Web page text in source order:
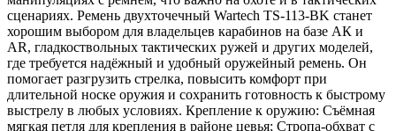
сценариях. Ремень двухточечный Wartech TS-113-BK станет
хорошим выбором для владельцев карабинов на базе АК и
AR, гладкоствольных тактических ружей и других моделей,
где требуется надёжный и удобный оружейный ремень. Он
помогает разгрузить стрелка, повысить комфорт при
длительной носке оружия и сохранить готовность к быстрому
выстрелу в любых условиях. Крепление к оружию: Съёмная
мягкая петля для крепления в районе цевья; Стропа-обхват с